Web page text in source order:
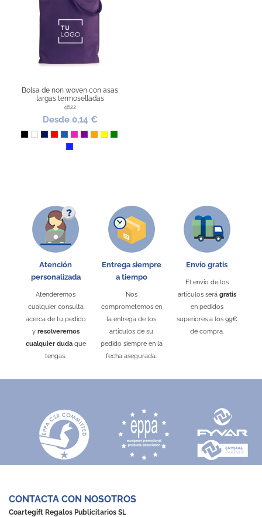
Puedes encontrarlo en:
Bolsa de non woven con asas
largas termoselladas
4622
Desde 0,14 €
NegroBlanco
Marino
RojoAzulFucsiaMorado
Naranja
Amarillo
Verde
Azul Royal
Atención
personalizada
Atenderemos
cualquier consulta
acerca de tu pedido
y resolveremos
cualquier dudaque
tengas.
Entrega siempre
a tiempo
Nos
comprometemos en
la entrega de los
artículos de su
pedido siempre en la
fecha asegurada.
Envío gratis
El envío de los
artículos será gratis
en pedidos
superiores a los 99€
de compra.
CONTACTA CON NOSOTROS
Coartegift Regalos Publicitarios SL